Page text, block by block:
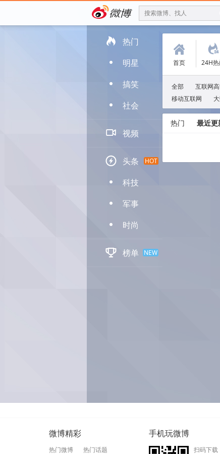
搜索微博、找人
 热门
D 明星
D 搞笑
D 社会
 视频
 头条 HOT
D 科技
D 军事
D 时尚
 榜单 NEW
(
首页
.
24H热
全部 互联网
移动互联网
热门 最近更
微博精彩
热门微博 热门话题
手机玩微博
扫码下载